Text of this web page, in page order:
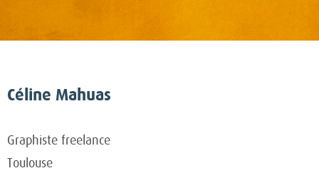
Céline Mahuas
Graphiste freelance
Toulouse